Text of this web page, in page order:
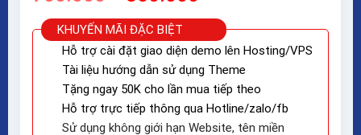
gốc
là:
700.000₫.
hiện
tại
là:
350.000₫.
KHUYẾN MÃI ĐẶC BIỆT
Hỗ trợ cài đặt giao diện demo lên Hosting/VPS
Tài liệu hướng dẫn sử dụng Theme
Tặng ngay 50K cho lần mua tiếp theo
Hỗ trợ trực tiếp thông qua Hotline/zalo/fb
Sử dụng không giới hạn Website, tên miền